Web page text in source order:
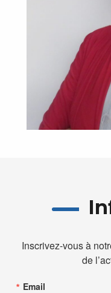
Inscrivez-vous à
de
Email